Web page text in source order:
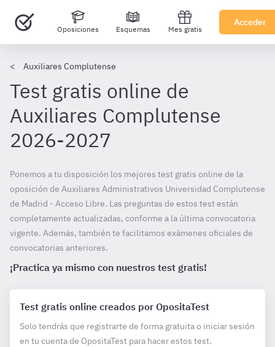
Oposiciones Esquemas Mes gratis
Acceder
Auxiliares Complutense
Test gratis online de
Auxiliares Complutense
2026-2027
Ponemos a tu disposición los mejores test gratis online de la
oposición de Auxiliares Administrativos Universidad Complutense
de Madrid - Acceso Libre. Las preguntas de estos test están
completamente actualizadas, conforme a la última convocatoria
vigente. Además, también te facilitamos exámenes oficiales de
convocatorias anteriores.
¡Practica ya mismo con nuestros test gratis!
Test gratis online creados por OpositaTest
Solo tendrás que registrarte de forma gratuita o iniciar sesión
en tu cuenta de OpositaTest para hacer estos test.